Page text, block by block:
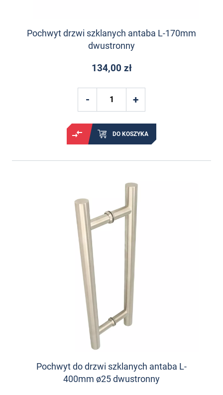
Pochwyt drzwi szklanych antaba L-170mm
dwustronny
134,00 zł
DO KOSZYKA
Pochwyt do drzwi szklanych antaba L-
400mm ø25 dwustronny